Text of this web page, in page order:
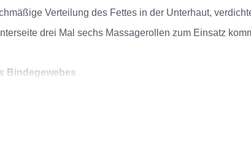
Verteilung des Fettes in der Unterhaut,
drei Mal sechs Massagerollen zum Einsatz
Bindegewebes